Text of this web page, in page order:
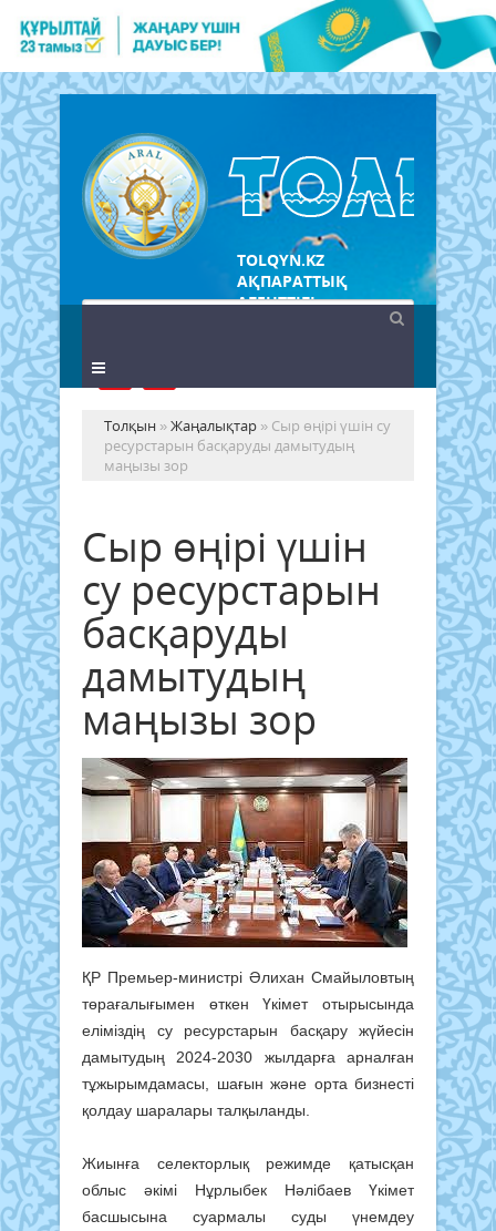
TOLQYN.KZ
АҚПАРАТТЫҚ
АГЕНТТІГІ
Толқын »Жаңалықтар » Сыр өңірі үшін су
ресурстарын басқаруды дамытудың
маңызы зор
Сыр өңірі үшін
су ресурстарын
басқаруды
дамытудың
маңызы зор
ҚР Премьер-министрі Әлихан Смайыловтың
төрағалығымен өткен Үкімет отырысында
еліміздің су ресурстарын басқару жүйесін
дамытудың 2024-2030 жылдарға арналған
тұжырымдамасы, шағын және орта бизнесті
қолдау шаралары талқыланды.
Жиынға селекторлық режимде қатысқан
облыс әкімі Нұрлыбек Нәлібаев Үкімет
басшысына суармалы суды үнемдеу